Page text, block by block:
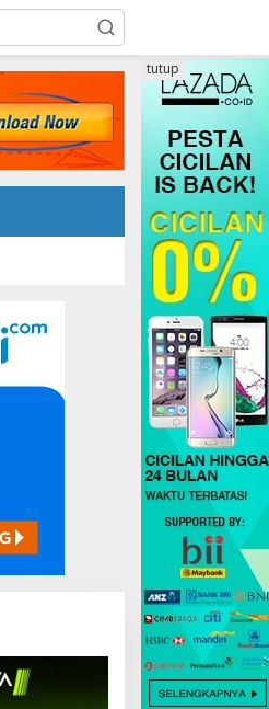
tutup